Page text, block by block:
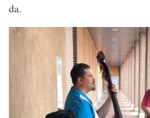
da.